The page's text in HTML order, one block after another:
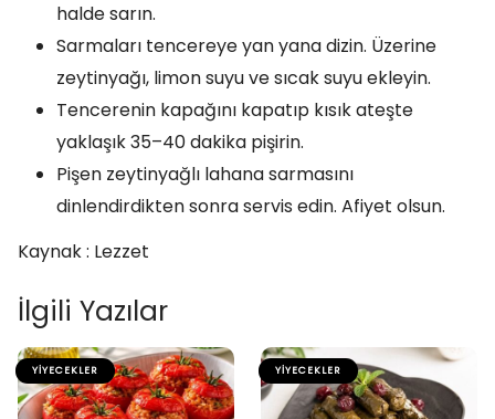
halde sarın.
Sarmaları tencereye yan yana dizin. Üzerine
zeytinyağı, limon suyu ve sıcak suyu ekleyin.
Tencerenin kapağını kapatıp kısık ateşte
yaklaşık 35–40 dakika pişirin.
Pişen zeytinyağlı lahana sarmasını
dinlendirdikten sonra servis edin. Afiyet olsun.
Kaynak : Lezzet
İlgili Yazılar
YIYECEKLER YIYECEKLER